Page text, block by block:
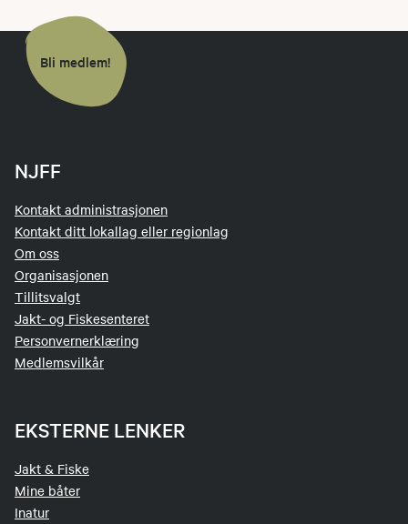
Bli medlem!
NJFF
Kontakt administrasjonen
Kontakt ditt lokallag eller regionlag
Om oss
Organisasjonen
Tillitsvalgt
Jakt- og Fiskesenteret
Personvernerklæring
Medlemsvilkår
EKSTERNE LENKER
Jakt & Fiske
Mine båter
Inatur